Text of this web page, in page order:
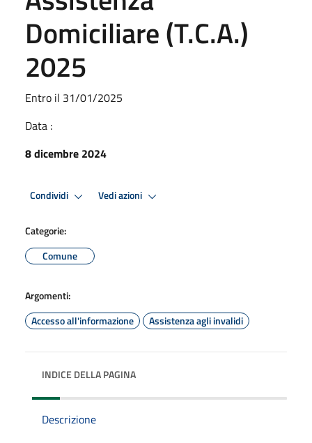
Domiciliare (T.C.A.)
2025
Entro il 31/01/2025
Data :
8 dicembre 2024
Condividi Vedi azioni
Categorie:
Comune
Argomenti:
Accesso all'informazione
Assistenza agli invalidi
INDICE DELLA PAGINA
Descrizione